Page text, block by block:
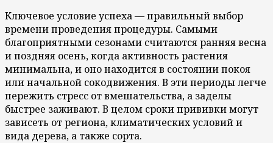
Ключевое условие успеха — правильный выбор
времени проведения процедуры. Самыми
благоприятными сезонами считаются ранняя весна
и поздняя осень, когда активность растения
минимальна, и оно находится в состоянии покоя
или начальной сокодвижения. В эти периоды легче
пережить стресс от вмешательства, а заделы
быстрее заживают. В целом сроки прививки могут
зависеть от региона, климатических условий и
вида дерева, а также сорта.